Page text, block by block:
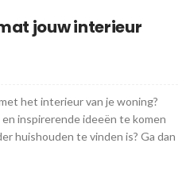
jouw interieur
het interieur van je woning?
inspirerende ideeën te komen
huishouden te vinden is? Ga dan